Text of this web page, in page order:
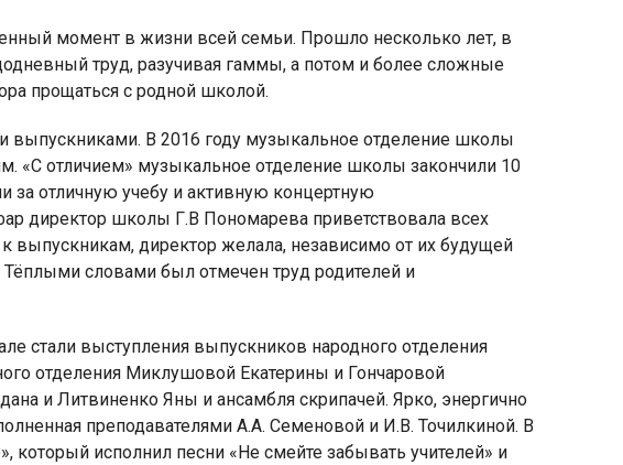
Летняя
мастерская
момент в жизни всей семьи. Прошло несколько лет, в
труд, разучивая гаммы, а потом и более сложные
прощаться с родной школой.
выпускниками. В 2016 году музыкальное отделение школы
«С отличием» музыкальное отделение школы закончили 10
отличную учебу и активную концертную
директор школы Г.В Пономарева приветствовала всех
выпускникам, директор желала, независимо от их будущей
словами был отмечен труд родителей и
стали выступления выпускников народного отделения
отделения Миклушовой Екатерины и Гончаровой
и Литвиненко Яны и ансамбля скрипачей. Ярко, энергично
преподавателями А.А. Семеновой и И.В. Точилкиной. В
исполнил песни «Не смейте забывать учителей» и